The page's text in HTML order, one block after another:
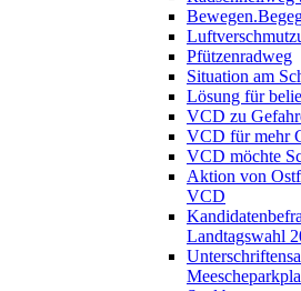
Pfützenradweg
Situation am
Lösung für
VCD zu
VCD für mehr
VCD möchte
Aktion von
VCD
Landtagswahl